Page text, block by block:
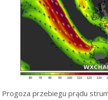
Progoza przebiegu prądu